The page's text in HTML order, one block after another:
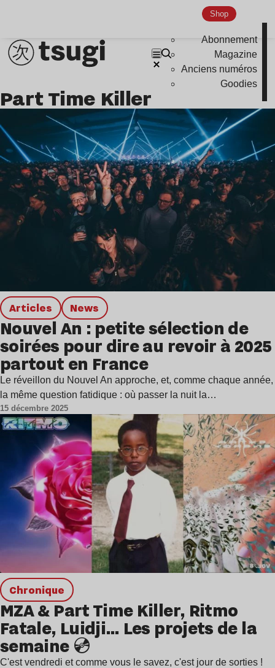
Shop
Abonnement
Magazine
Anciens numéros
Goodies
Part Time Killer
Articles news
Nouvel An : petite sélection de
soirées pour dire au revoir à 2025
partout en France
Le réveillon du Nouvel An approche, et, comme chaque année,
la même question fatidique : où passer la nuit la…
15 décembre 2025
chronique
MZA & Part Time Killer, Ritmo
Fatale, Luidji… Les projets de la
semaine 💿
C'est vendredi et comme vous le savez, c'est jour de sorties !